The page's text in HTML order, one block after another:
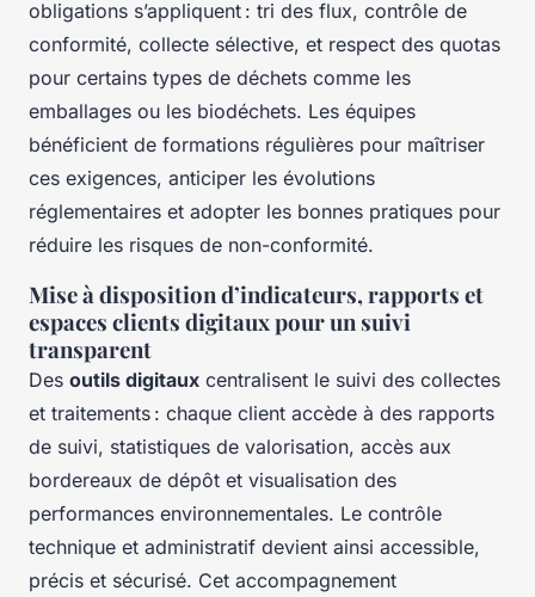
obligations s’appliquent : tri des flux, contrôle de
conformité, collecte sélective, et respect des quotas
pour certains types de déchets comme les
emballages ou les biodéchets. Les équipes
bénéficient de formations régulières pour maîtriser
ces exigences, anticiper les évolutions
réglementaires et adopter les bonnes pratiques pour
réduire les risques de non-conformité.
Mise à disposition d’indicateurs, rapports et
espaces clients digitaux pour un suivi
transparent
Des outils digitaux centralisent le suivi des collectes
et traitements : chaque client accède à des rapports
de suivi, statistiques de valorisation, accès aux
bordereaux de dépôt et visualisation des
performances environnementales. Le contrôle
technique et administratif devient ainsi accessible,
précis et sécurisé. Cet accompagnement